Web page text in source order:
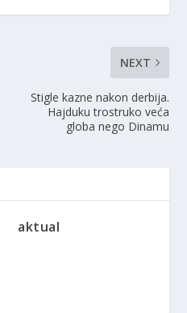
NEXT
Stigle kazne nakon derbija.
Hajduku trostruko veća
globa nego Dinamu
aktual